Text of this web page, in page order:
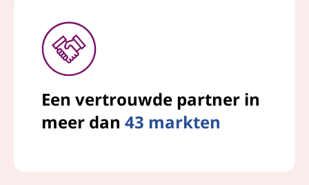
Een vertrouwde partner in
meer dan 43 markten